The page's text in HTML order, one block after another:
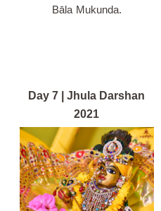
Bāla Mukunda.
Day 7 | Jhula Darshan
2021